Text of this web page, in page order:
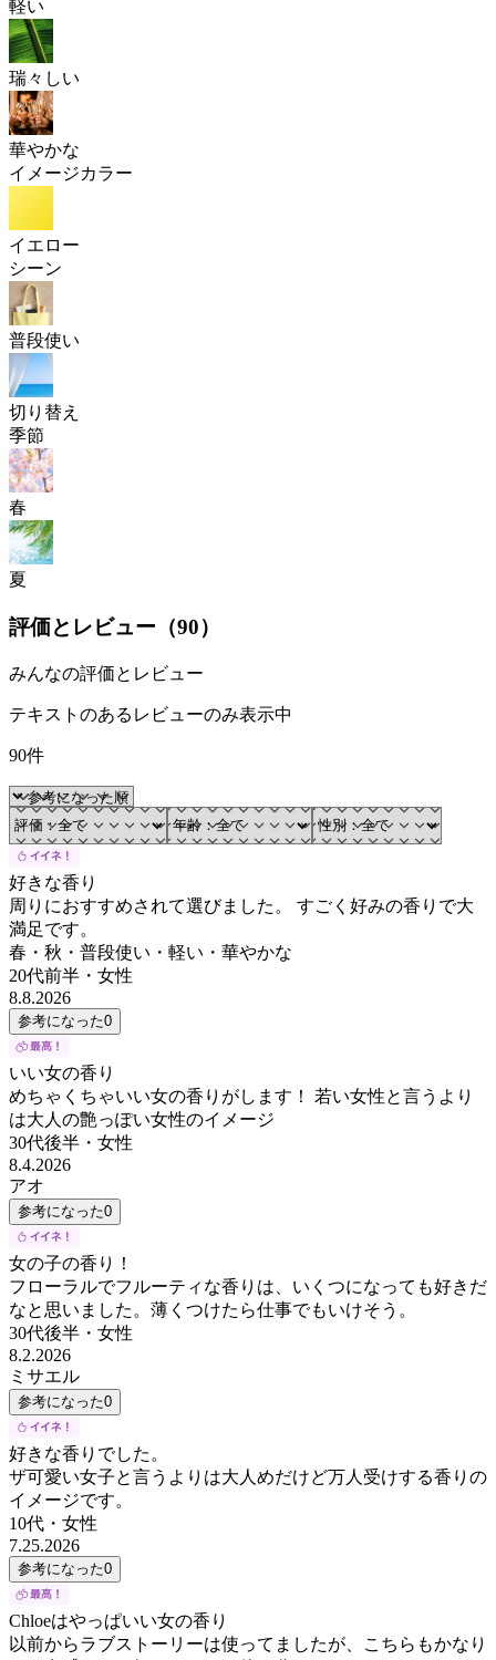
軽い
瑞々しい
華やかな
イメージカラー
イエロー
シーン
普段使い
切り替え
季節
春
夏
評価とレビュー（90）
みんなの評価とレビュー
テキストのあるレビューのみ表示中
90件
好きな香り
周りにおすすめされて選びました。 すごく好みの香りで大
満足です。
春・秋・普段使い・軽い・華やかな
20代前半 ・ 女性
8.8.2026
参考になった0
いい女の香り
めちゃくちゃいい女の香りがします！ 若い女性と言うより
は大人の艶っぽい女性のイメージ
30代後半 ・ 女性
8.4.2026
アオ
参考になった0
女の子の香り！
フローラルでフルーティな香りは、いくつになっても好きだ
なと思いました。薄くつけたら仕事でもいけそう。
30代後半 ・ 女性
8.2.2026
ミサエル
参考になった0
好きな香りでした。
ザ可愛い女子と言うよりは大人めだけど万人受けする香りの
イメージです。
10代 ・ 女性
7.25.2026
参考になった0
Chloeはやっぱいい女の香り
以前からラブストーリーは使ってましたが、こちらもかなり